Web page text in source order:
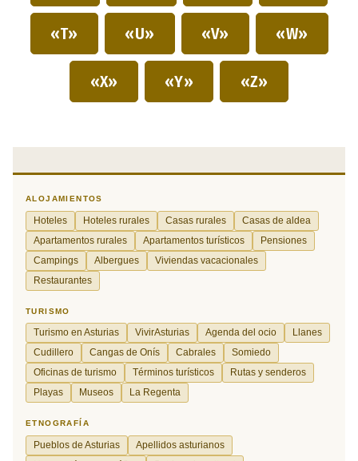
«T» «U» «V» «W»
«X» «Y» «Z»